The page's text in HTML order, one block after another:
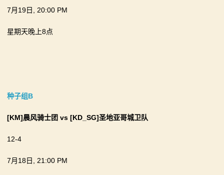
7月19日, 20:00 PM
星期天晚上8点
种子组B
[KM]晨风骑士团 vs [KD_SG]圣地亚哥城卫队
12-4
7月18日, 21:00 PM